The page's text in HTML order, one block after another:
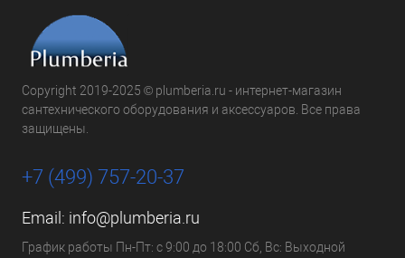
Copyright 2019-2025 © plumberia.ru - интернет-магазин
сантехнического оборудования и аксессуаров. Все права
защищены.
+7 (499) 757-20-37
Email: info@plumberia.ru
График работы Пн-Пт: с 9:00 до 18:00 Сб, Вс: Выходной